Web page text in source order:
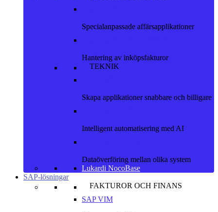
Specialanpassade affärsapplikationer
Hantering av inköpsfakturor
TEKNIK
Skapa applikationer snabbare och billigare
Intelligent automatisering med AI
Dataöverföring mellan olika system
Lukardi NocoBase
SAP-lösningar
FAKTUROR OCH FINANS
SAP VIM